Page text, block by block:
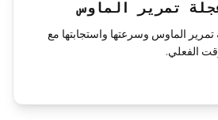
تمرير الماوس
تمرير الماوس وسرعتها واستجابتها مع
الفعلي.